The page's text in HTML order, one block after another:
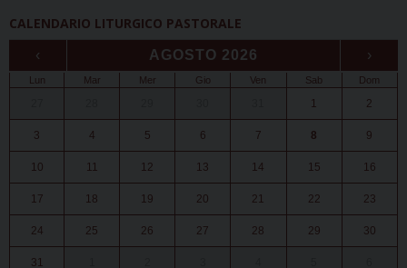
CALENDARIO LITURGICO PASTORALE
‹ AGOSTO 2026 ›
Lun Mar Mer Gio Ven Sab Dom
1 2
3 4 5 6 7 8 9
10 11 12 13 14 15 16
17 18 19 20 21 22 23
24 25 26 27 28 29 30
31